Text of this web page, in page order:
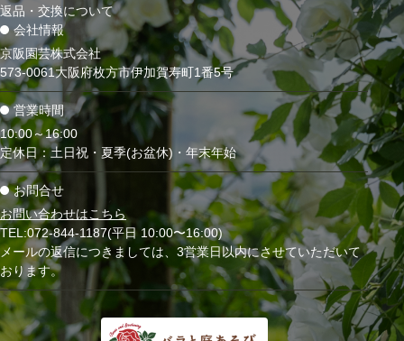
会社情報
京阪園芸株式会社
573-0061大阪府枚方市伊加賀寿町1番5号
営業時間
10:00～16:00
定休日：土日祝・夏季(お盆休)・年末年始
お問合せ
お問い合わせはこちら
TEL:072-844-1187(平日 10:00〜16:00)
メールの返信につきましては、3営業日以内にさせていただいて
おります。
返品・交換について